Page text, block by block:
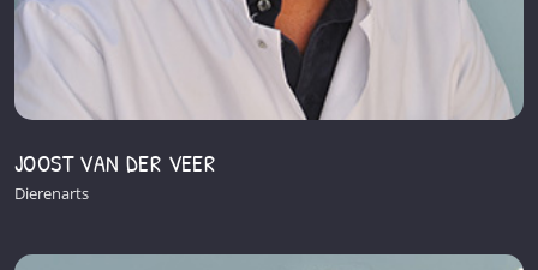
JOOST VAN DER VEER
Dierenarts